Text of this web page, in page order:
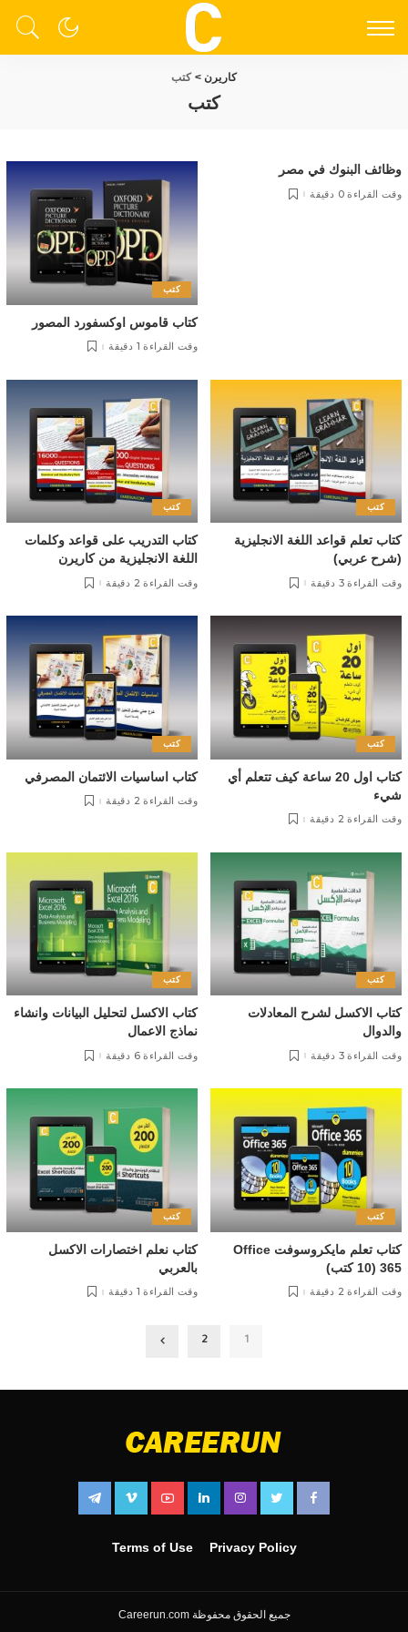
كاريرن >كتب
كتب
وظائف البنوك في مصر
وقت القراءة 0 دقيقة
كتب
كتاب قاموس اوكسفورد المصور
وقت القراءة 1 دقيقة
كتب
كتاب تعلم قواعد اللغة الانجليزية
(شرح عربي)
وقت القراءة 3 دقيقة
كتب
كتاب التدريب على قواعد وكلمات
اللغة الانجليزية من كاريرن
وقت القراءة 2 دقيقة
كتب
كتاب اول 20 ساعة كيف تتعلم أي
شيء
وقت القراءة 2 دقيقة
كتب
كتاب اساسيات الائتمان المصرفي
وقت القراءة 2 دقيقة
كتب
كتاب الاكسل لشرح المعادلات
والدوال
وقت القراءة 3 دقيقة
كتب
كتاب الاكسل لتحليل البيانات وانشاء
نماذج الاعمال
وقت القراءة 6 دقيقة
كتب
كتاب تعلم مايكروسوفت Office
365 (10 كتب)
وقت القراءة 2 دقيقة
كتب
كتاب نعلم اختصارات الاكسل
بالعربي
وقت القراءة 1 دقيقة
1
2
Privacy Policy
Terms of Use
جميع الحقوق محفوظة Careerun.com